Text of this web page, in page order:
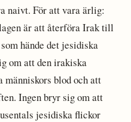
naivt. För att vara ärlig:
är att återföra Irak till
hände det jesidiska
om att den irakiska
människors blod och att
Ingen bryr sig om att
jesidiska flickor